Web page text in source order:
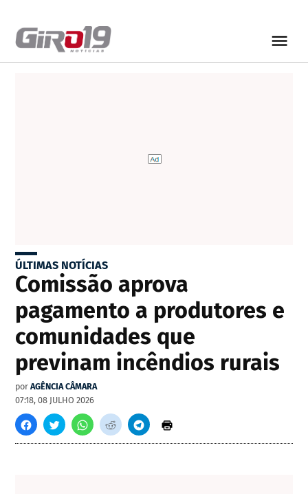
ÚLTIMAS NOTÍCIAS
Comissão aprova
pagamento a produtores e
comunidades que
previnam incêndios rurais
por AGÊNCIA CÂMARA
07:18, 08 JULHO 2026